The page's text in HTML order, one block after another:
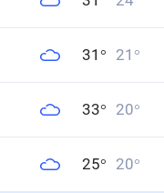
31 ° 21 °
33° 20°
25° 20°